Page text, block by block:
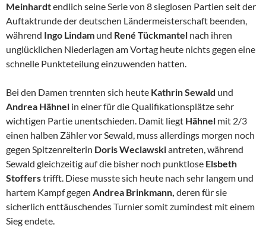
Meinhardtendlich seine Serie von 8 sieglosen Partien seit der
Auftaktrunde der deutschen Ländermeisterschaft beenden,
während Ingo Lindam und René Tückmantel nach ihren
unglücklichen Niederlagen am Vortag heute nichts gegen eine
schnelle Punkteteilung einzuwenden hatten.
Bei den Damen trennten sich heute Kathrin Sewald und
Andrea Hähnel in einer für die Qualifikationsplätze sehr
wichtigen Partie unentschieden. Damit liegt Hähnel mit 2/3
einen halben Zähler vor Sewald, muss allerdings morgen noch
gegen Spitzenreiterin Doris Weclawskiantreten, während
Sewald gleichzeitig auf die bisher noch punktlose Elsbeth
Stofferstrifft. Diese musste sich heute nach sehr langem und
hartem Kampf gegen Andrea Brinkmann, deren für sie
sicherlich enttäuschendes Turnier somit zumindest mit einem
Sieg endete.